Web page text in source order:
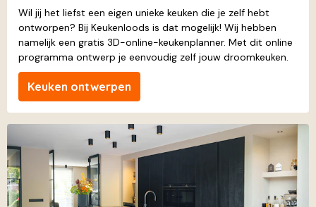
Wil jij het liefst een eigen unieke keuken die je zelf hebt
ontworpen? Bij Keukenloods is dat mogelijk! Wij hebben
namelijk een gratis 3D-online-keukenplanner. Met dit online
programma ontwerp je eenvoudig zelf jouw droomkeuken.
Keuken ontwerpen